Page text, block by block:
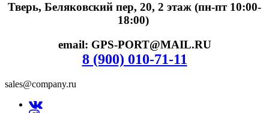
Тверь, Беляковский пер, 20, 2 этаж (пн-пт 10:00-
18:00)
email: GPS-PORT@MAIL.RU
8 (900) 010-71-11
sales@company.ru